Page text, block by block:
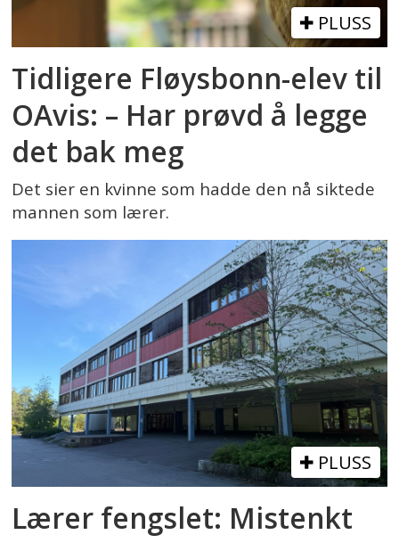
PLUSS
Tidligere Fløysbonn-elev til
OAvis: – Har prøvd å legge
det bak meg
Det sier en kvinne som hadde den nå siktede
mannen som lærer.
PLUSS
Lærer fengslet: Mistenkt